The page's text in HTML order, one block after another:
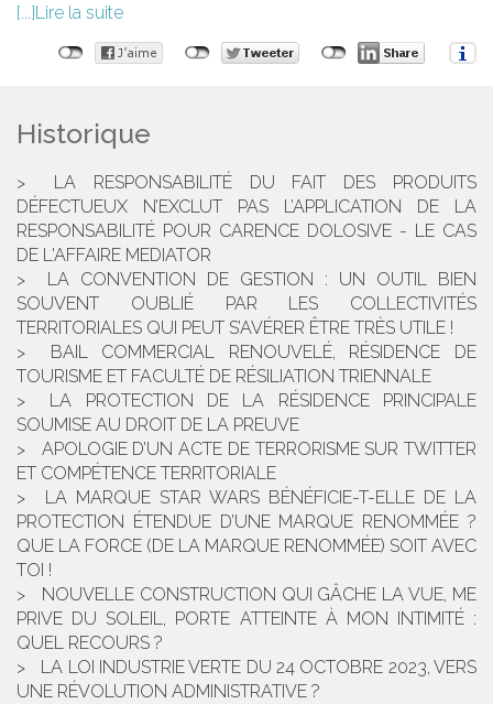
Lire la suite
Historique
LA RESPONSABILITÉ DU FAIT DES PRODUITS
DÉFECTUEUX N’EXCLUT PAS L’APPLICATION DE LA
RESPONSABILITÉ POUR CARENCE DOLOSIVE - LE CAS
DE L'AFFAIRE MEDIATOR
LA CONVENTION DE GESTION : UN OUTIL BIEN
SOUVENT OUBLIÉ PAR LES COLLECTIVITÉS
TERRITORIALES QUI PEUT S’AVÉRER ÊTRE TRÈS UTILE !
BAIL COMMERCIAL RENOUVELÉ, RÉSIDENCE DE
TOURISME ET FACULTÉ DE RÉSILIATION TRIENNALE
LA PROTECTION DE LA RÉSIDENCE PRINCIPALE
SOUMISE AU DROIT DE LA PREUVE
APOLOGIE D’UN ACTE DE TERRORISME SUR TWITTER
ET COMPÉTENCE TERRITORIALE
LA MARQUE STAR WARS BÉNÉFICIE-T-ELLE DE LA
PROTECTION ÉTENDUE D’UNE MARQUE RENOMMÉE ?
QUE LA FORCE (DE LA MARQUE RENOMMÉE) SOIT AVEC
TOI !
NOUVELLE CONSTRUCTION QUI GÂCHE LA VUE, ME
PRIVE DU SOLEIL, PORTE ATTEINTE À MON INTIMITÉ :
QUEL RECOURS ?
LA LOI INDUSTRIE VERTE DU 24 OCTOBRE 2023, VERS
UNE RÉVOLUTION ADMINISTRATIVE ?